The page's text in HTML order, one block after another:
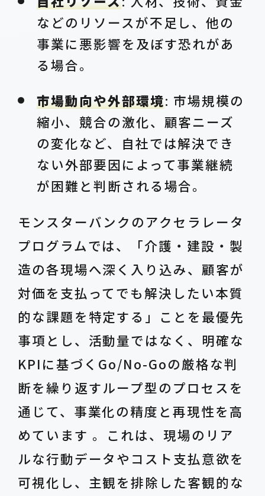
などのリソースが不足し、他の
事業に悪影響を及ぼす恐れがあ
る場合。
市場動向や外部環境: 市場規模の
縮小、競合の激化、顧客ニーズ
の変化など、自社では解決でき
ない外部要因によって事業継続
が困難と判断される場合。
モンスターバンクのアクセラレータ
プログラムでは、「介護・建設・製
造の各現場へ深く入り込み、顧客が
対価を支払ってでも解決したい本質
的な課題を特定する」ことを最優先
事項とし、活動量ではなく、明確な
KPIに基づくGo/No-Goの厳格な判
断を繰り返すループ型のプロセスを
通じて、事業化の精度と再現性を高
めています 。これは、現場のリア
ルな行動データやコスト支払意欲を
可視化し、主観を排除した客観的な